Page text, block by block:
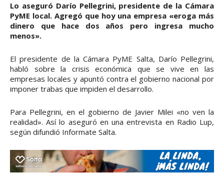
Lo aseguró Darío Pellegrini, presidente de la Cámara
PyME local. Agregó que hoy una empresa «eroga más
dinero que hace dos años pero ingresa mucho
menos».
El presidente de la Cámara PyME Salta, Darío Pellegrini,
habló sobre la crisis económica que se vive en las
empresas locales y apuntó contra el gobierno nacional por
imponer trabas que impiden el desarrollo.
Para Pellegrini, en el gobierno de Javier Milei «no ven la
realidad». Así lo aseguró en una entrevista en Radio Lup,
según difundió Informate Salta.